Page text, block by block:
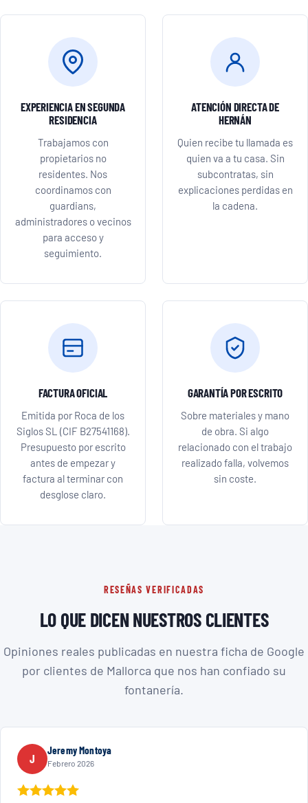
EXPERIENCIA EN SEGUNDA
RESIDENCIA
Trabajamos con
propietarios no
residentes. Nos
coordinamos con
guardians,
administradores o vecinos
para acceso y
seguimiento.
ATENCIÓN DIRECTA DE
HERNÁN
Quien recibe tu llamada es
quien va a tu casa. Sin
subcontratas, sin
explicaciones perdidas en
la cadena.
FACTURA OFICIAL
Emitida por Roca de los
Siglos SL (CIF B27541168).
Presupuesto por escrito
antes de empezar y
factura al terminar con
desglose claro.
GARANTÍA POR ESCRITO
Sobre materiales y mano
de obra. Si algo
relacionado con el trabajo
realizado falla, volvemos
sin coste.
RESEÑAS VERIFICADAS
LO QUE DICEN NUESTROS CLIENTES
Opiniones reales publicadas en nuestra ficha de Google
por clientes de Mallorca que nos han confiado su
fontanería.
J
Jeremy Montoya
Febrero 2026